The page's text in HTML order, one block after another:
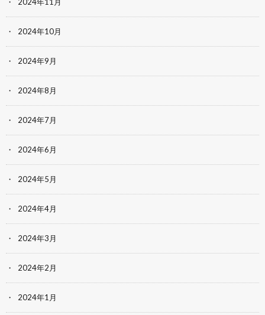
2024年10月
2024年9月
2024年8月
2024年7月
2024年6月
2024年5月
2024年4月
2024年3月
2024年2月
2024年1月